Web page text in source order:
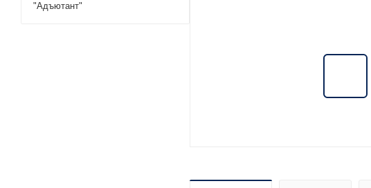
"Адъютант"